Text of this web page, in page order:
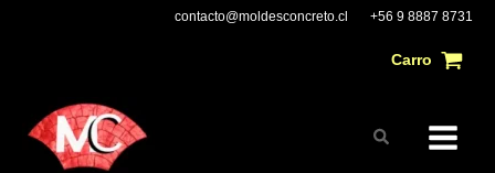
contacto@moldesconcreto.cl +56 9 8887 8731
Carro
Buscar
Main
Menu